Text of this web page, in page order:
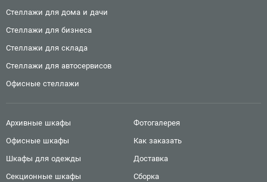
Стеллажи для дома и дачи
Стеллажи для бизнеса
Стеллажи для склада
Стеллажи для автосервисов
Офисные стеллажи
Архивные шкафы
Офисные шкафы
Шкафы для одежды
Секционные шкафы
Фотогалерея
Как заказать
Доставка
Сборка